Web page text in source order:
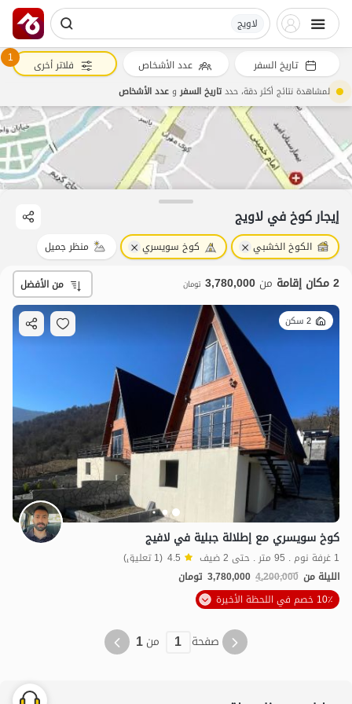
لاویج
3.78مليون ت 4.5
إيجار كوخ في لاویج
الكوخ الخشبي كوخ سويسري منظر جميل
2 مكان إقامة من 3,780,000 تومان من الأفضل
2 سكن
كوخ سويسري مع إطلالة جبلية في لافيج
1 غرفة نوم . 95 متر . حتى 2 ضيف 4.5 (1 تعليق)
الليلة من 4,200,000
3,780,000 تومان
10٪ خصم في اللحظة الأخيرة
صفحة 1 من1
تاريخ السفر عدد الأشخاص 1 فلاتر أخرى
لمشاهدة نتائج أكثر دقة، حددتاريخ السفروعدد الأشخاص